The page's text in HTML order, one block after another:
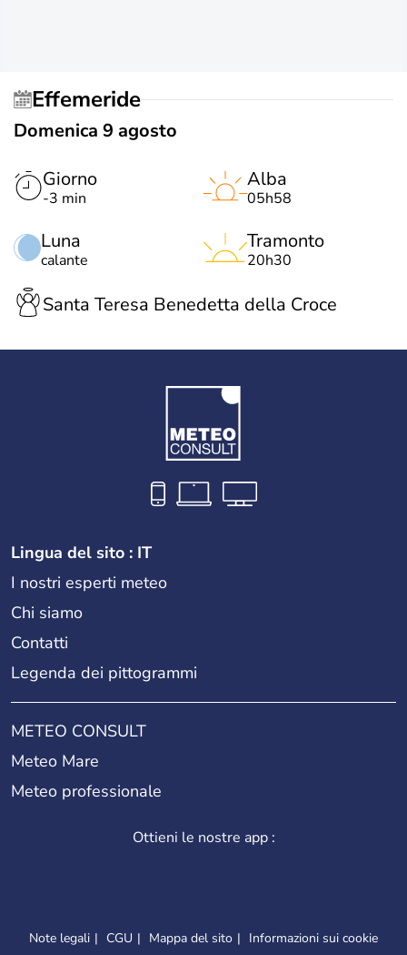
Effemeride
Domenica 9 agosto
Giorno
-3 min
Luna
calante
Alba
05h58
Tramonto
20h30
Santa Teresa Benedetta della Croce
Lingua del sito : IT
I nostri esperti meteo
Chi siamo
Contatti
Legenda dei pittogrammi
METEO CONSULT
Meteo Mare
Meteo professionale
Ottieni le nostre app :
Note legali CGU Mappa del sito Informazioni sui cookie